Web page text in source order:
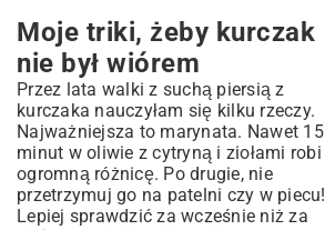
Moje triki, żeby kurczak
nie był wiórem
Przez lata walki z suchą piersią z
kurczaka nauczyłam się kilku rzeczy.
Najważniejsza to marynata. Nawet 15
minut w oliwie z cytryną i ziołami robi
ogromną różnicę. Po drugie, nie
przetrzymuj go na patelni czy w piecu!
Lepiej sprawdzić za wcześnie niż za